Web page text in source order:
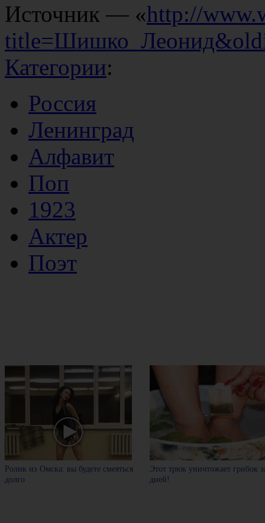
Источник — «http://
Категории:
Россия
Ленинград
Алфавит
Поп
1923
Актер
Поэт
Ролик из Омска: вы будете смеяться
долго
Этот трюк уничтожает грибок
дней!